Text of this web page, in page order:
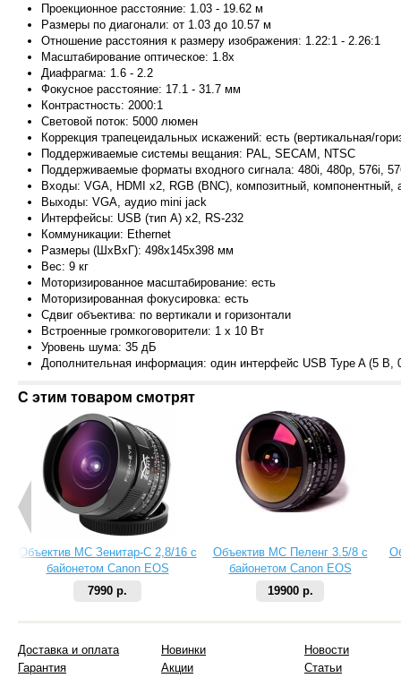
Проекционное расстояние: 1.03 - 19.62 м
Размеры по диагонали: от 1.03 до 10.57 м
Отношение расстояния к размеру изображения: 1.22:1 - 2.26:1
Масштабирование оптическое: 1.8x
Диафрагма: 1.6 - 2.2
Фокусное расстояние: 17.1 - 31.7 мм
Контрастность: 2000:1
Световой поток: 5000 люмен
Коррекция трапецеидальных искажений: есть (вертикальная/
Поддерживаемые системы вещания: PAL, SECAM, NTSC
Поддерживаемые форматы входного сигнала: 480i, 480p, 576i,
Входы: VGA, HDMI x2, RGB (BNC), композитный, компонентный,
Выходы: VGA, аудио mini jack
Интерфейсы: USB (тип A) x2, RS-232
Коммуникации: Ethernet
Размеры (ШxВxГ): 498x145x398 мм
Вес: 9 кг
Моторизированное масштабирование: есть
Моторизированная фокусировка: есть
Сдвиг объектива: по вертикали и горизонтали
Встроенные громкоговорители: 1 x 10 Вт
Уровень шума: 35 дБ
Дополнительная информация: один интерфейс USB Type A (5 В,
С этим товаром смотрят
Объектив МС Зенитар-C 2,8/16 с
байонетом Canon EOS
7990 р.
Объектив МС Пеленг 3.5/8 с
байонетом Canon EOS
19900 р.
Доставка и оплата
Гарантия
Новинки
Акции
Новости
Статьи